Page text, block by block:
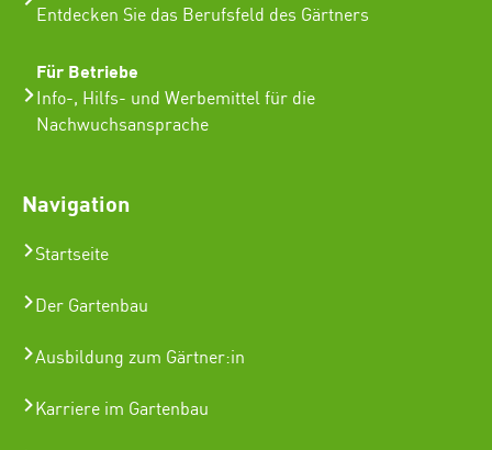
Entdecken Sie das Berufsfeld des Gärtners
Für Betriebe
Info-, Hilfs- und Werbemittel für die
Nachwuchsansprache
Navigation
Startseite
Der Gartenbau
Ausbildung zum Gärtner:in
Karriere im Gartenbau